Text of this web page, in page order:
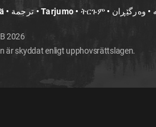
2026
är skyddat enligt upphovsrättslagen.